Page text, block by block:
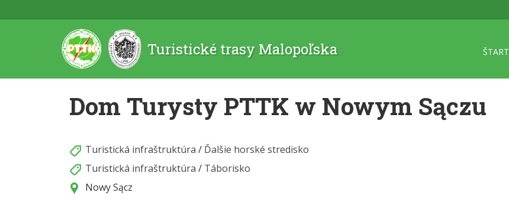
Turistické trasy Malopoľska ŠTART
Dom Turysty PTTK w Nowym Sączu
Turistická infraštruktúra / Ďalšie horské stredisko
Turistická infraštruktúra / Táborisko
Nowy Sącz